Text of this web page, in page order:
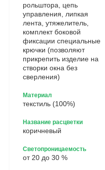
рольштора, цепь
управления, липкая
лента, утяжелитель,
комплект боковой
фиксации специальные
крючки (позволяют
прикрепить изделие на
створки окна без
сверления)
Материал
текстиль (100%)
Название расцветки
коричневый
Светопроницаемость
от 20 до 30 %